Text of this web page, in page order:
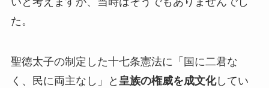
た。
聖徳太子の制定した十七条憲法に「国に二君な
く、民に両主なし」と 皇族の権威を成文化してい